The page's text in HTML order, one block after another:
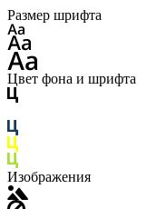
Размер шрифта
Цвет фона и шрифта
Изображения